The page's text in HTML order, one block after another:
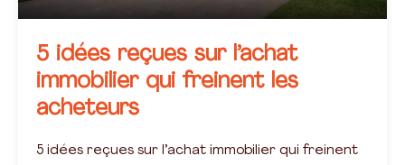
5 idées reçues sur l’achat
immobilier qui freinent les
acheteurs
5 idées reçues sur l’achat immobilier qui freinent